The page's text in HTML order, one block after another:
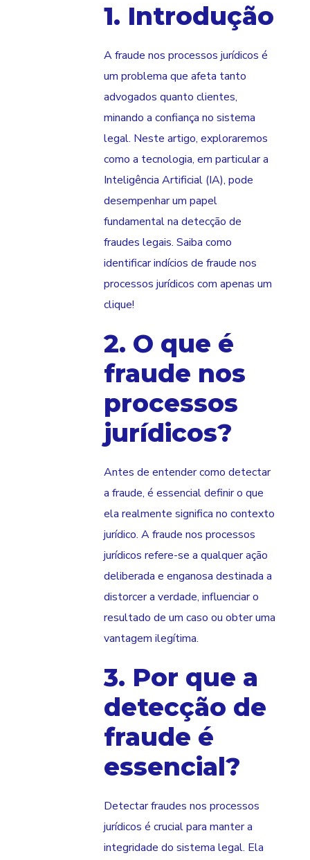
1. Introdução
A fraude nos processos jurídicos é
um problema que afeta tanto
advogados quanto clientes,
minando a confiança no sistema
legal. Neste artigo, exploraremos
como a tecnologia, em particular a
Inteligência Artificial (IA), pode
desempenhar um papel
fundamental na detecção de
fraudes legais. Saiba como
identificar indícios de fraude nos
processos jurídicos com apenas um
clique!
2. O que é
fraude nos
processos
jurídicos?
Antes de entender como detectar
a fraude, é essencial definir o que
ela realmente significa no contexto
jurídico. A fraude nos processos
jurídicos refere-se a qualquer ação
deliberada e enganosa destinada a
distorcer a verdade, influenciar o
resultado de um caso ou obter uma
vantagem ilegítima.
3. Por que a
detecção de
fraude é
essencial?
Detectar fraudes nos processos
jurídicos é crucial para manter a
integridade do sistema legal. Ela